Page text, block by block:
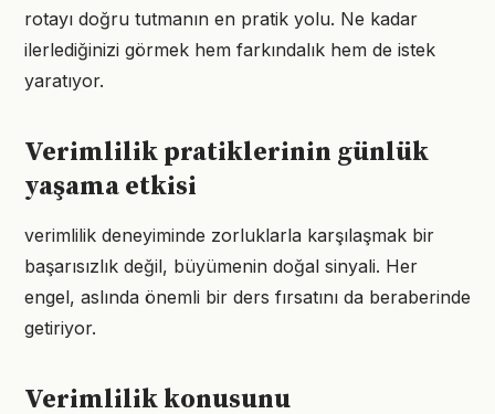
rotayı doğru tutmanın en pratik yolu. Ne kadar
ilerlediğinizi görmek hem farkındalık hem de istek
yaratıyor.
Verimlilik pratiklerinin günlük
yaşama etkisi
verimlilik deneyiminde zorluklarla karşılaşmak bir
başarısızlık değil, büyümenin doğal sinyali. Her
engel, aslında önemli bir ders fırsatını da beraberinde
getiriyor.
Verimlilik konusunu